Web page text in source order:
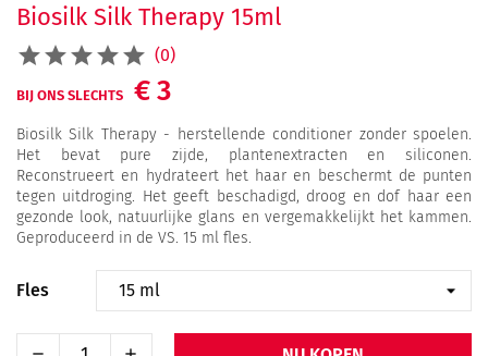
Biosilk Silk Therapy 15ml
(0)
BIJ ONS SLECHTS € 3
Biosilk Silk Therapy - herstellende conditioner zonder spoelen.
Het bevat pure zijde, plantenextracten en siliconen.
Reconstrueert en hydrateert het haar en beschermt de punten
tegen uitdroging. Het geeft beschadigd, droog en dof haar een
gezonde look, natuurlijke glans en vergemakkelijkt het kammen.
Geproduceerd in de VS. 15 ml fles.
Fles